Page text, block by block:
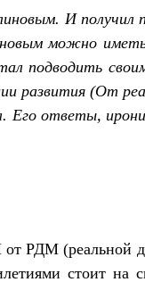
И получил
можно
подводить
развития (От
Его ответы,
РДМ (реальной
стоит на